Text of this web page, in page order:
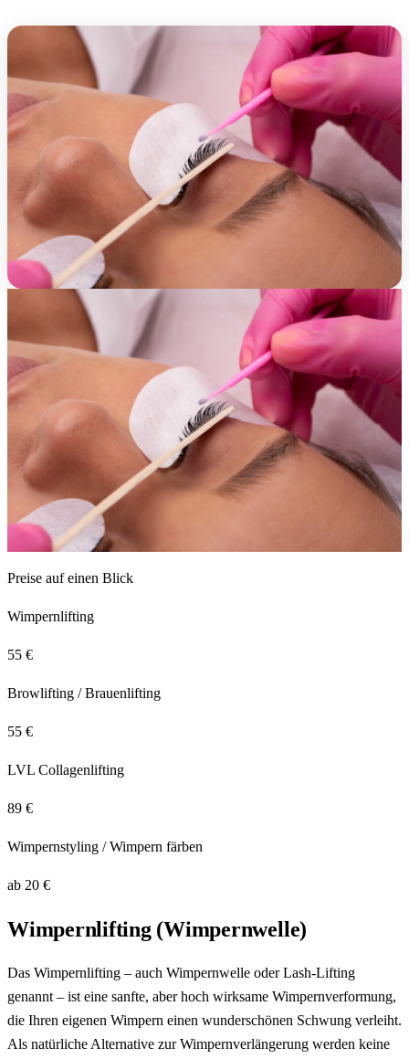
Preise auf einen Blick
Wimpernlifting
55 €
Browlifting / Brauenlifting
55 €
LVL Collagenlifting
89 €
Wimpernstyling / Wimpern färben
ab 20 €
Wimpernlifting (Wimpernwelle)
Das Wimpernlifting – auch Wimpernwelle oder Lash-Lifting
genannt – ist eine sanfte, aber hoch wirksame Wimpernverformung,
die Ihren eigenen Wimpern einen wunderschönen Schwung verleiht.
Als natürliche Alternative zur Wimpernverlängerung werden keine